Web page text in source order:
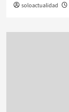
soloactualidad